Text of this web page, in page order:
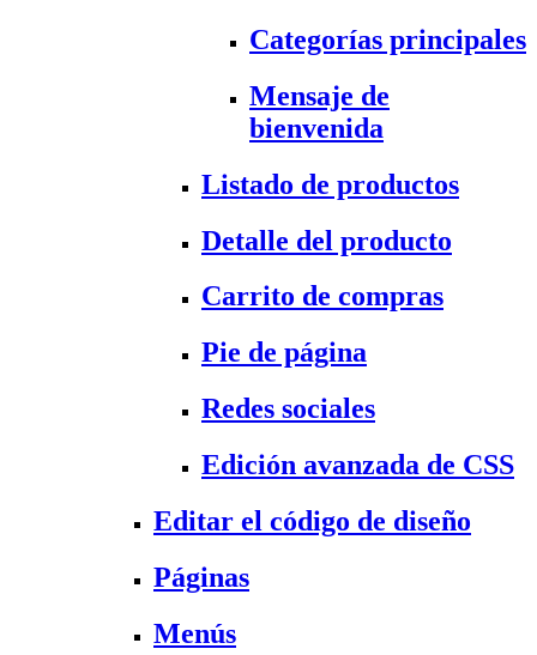
Categorías principales
Mensaje de
bienvenida
Listado de productos
Detalle del producto
Carrito de compras
Pie de página
Redes sociales
Edición avanzada de CSS
Editar el código de diseño
Páginas
Menús